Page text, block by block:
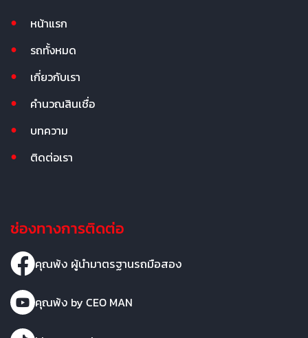
หน้าแรก
รถทั้งหมด
เกี่ยวกับเรา
คำนวณสินเชื่อ
บทความ
ติดต่อเรา
ช่องทางการติดต่อ
คุณพ้ง ผู้นำมาตรฐานรถมือสอง
คุณพ้ง by CEO MAN